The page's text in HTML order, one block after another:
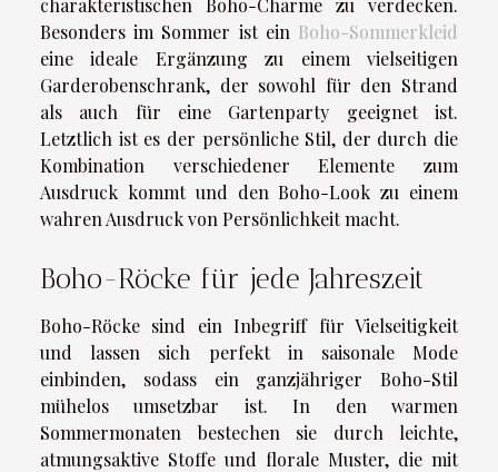
charakteristischen Boho-Charme zu verdecken.
Besonders im Sommer ist ein Boho-Sommerkleid
eine ideale Ergänzung zu einem vielseitigen
Garderobenschrank, der sowohl für den Strand
als auch für eine Gartenparty geeignet ist.
Letztlich ist es der persönliche Stil, der durch die
Kombination verschiedener Elemente zum
Ausdruck kommt und den Boho-Look zu einem
wahren Ausdruck von Persönlichkeit macht.
Boho-Röcke für jede Jahreszeit
Boho-Röcke sind ein Inbegriff für Vielseitigkeit
und lassen sich perfekt in saisonale Mode
einbinden, sodass ein ganzjähriger Boho-Stil
mühelos umsetzbar ist. In den warmen
Sommermonaten bestechen sie durch leichte,
atmungsaktive Stoffe und florale Muster, die mit